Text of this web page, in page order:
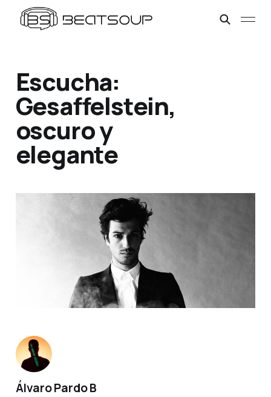
Escucha:
Gesaffelstein,
oscuro y
elegante
Álvaro Pardo B